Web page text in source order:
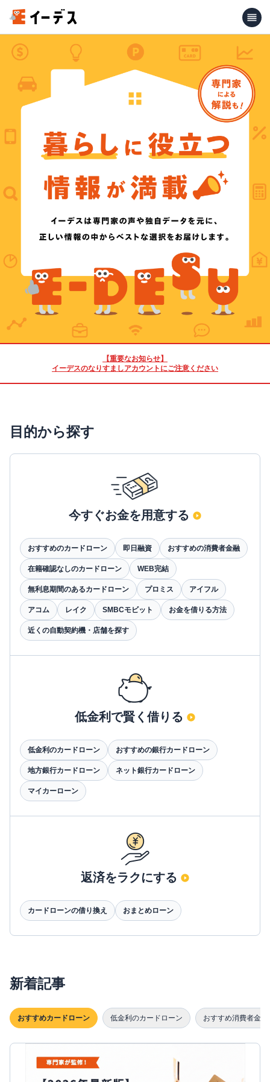
【重要なお知らせ】
イーデスのなりすましアカウントにご注意ください
目的から探す
今すぐお金を用意する
おすすめのカードローン 即日融資 おすすめの消費者金融
在籍確認なしのカードローン WEB完結
無利息期間のあるカードローン プロミス アイフル
アコム レイク SMBCモビット お金を借りる方法
近くの自動契約機・店舗を探す
低金利で賢く借りる
低金利のカードローン おすすめの銀行カードローン
地方銀行カードローン ネット銀行カードローン
マイカーローン
返済をラクにする
カードローンの借り換え おまとめローン
新着記事
おすすめカードローン 低金利のカードローン おすすめ消費者金融